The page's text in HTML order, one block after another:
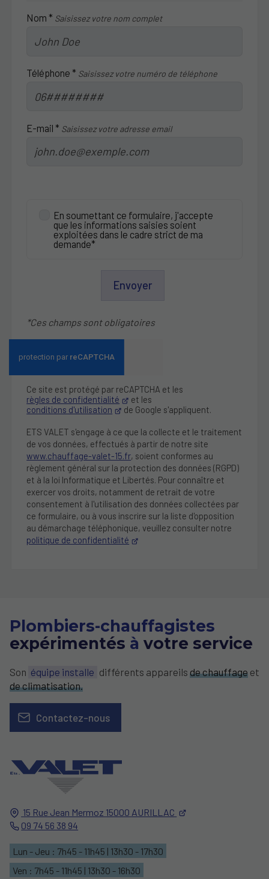
Nom * Saisissez votre nom complet
Téléphone * Saisissez votre numéro de téléphone
E-mail * Saisissez votre adresse email
En soumettant ce formulaire, j'accepte
que les informations saisies soient
exploitées dans le cadre strict de ma
demande*
Envoyer
*Ces champs sont obligatoires
Ce site est protégé par reCAPTCHA et les
règles de confidentialité
et les
conditions d'utilisation
de Google s'appliquent.
ETS VALET s'engage à ce que la collecte et le traitement
de vos données, effectués à partir de notre site
www.chauffage-valet-15.fr, soient conformes au
règlement général sur la protection des données (RGPD)
et à la loi Informatique et Libertés. Pour connaître et
exercer vos droits, notamment de retrait de votre
consentement à l'utilisation des données collectées par
ce formulaire, ou à vous inscrire sur la liste d'opposition
au démarchage téléphonique, veuillez consulter notre
politique de confidentialité
15 Rue Jean Mermoz 15000 AURILLAC
09 74 56 38 94
Lun - Jeu : 7h45 - 11h45 | 13h30 - 17h30
Ven : 7h45 - 11h45 | 13h30 - 16h30
Plombiers-chauffagistes
expérimentés à votre service
Son équipe installe différents appareils de chauffageet
de climatisation.
Contactez-nous